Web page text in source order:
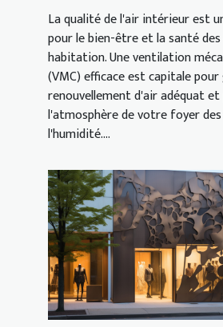
La qualité de l'air intérieur est
pour le bien-être et la santé
habitation. Une ventilation
(VMC) efficace est capitale
renouvellement d'air adéquat
l'atmosphère de votre foyer
l'humidité....